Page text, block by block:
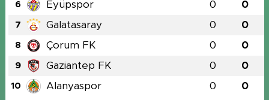
6 Eyüpspor 0 0
7 Galatasaray 0 0
8 Çorum FK 0 0
9 Gaziantep FK 0 0
10 Alanyaspor 0 0